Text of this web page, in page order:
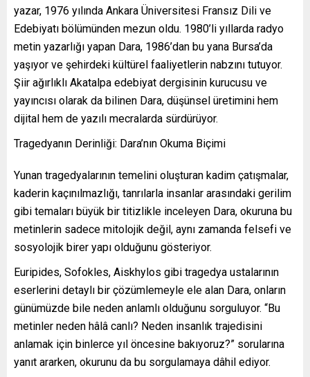
yazar, 1976 yılında Ankara Üniversitesi Fransız Dili ve
Edebiyatı bölümünden mezun oldu. 1980’li yıllarda radyo
metin yazarlığı yapan Dara, 1986’dan bu yana Bursa’da
yaşıyor ve şehirdeki kültürel faaliyetlerin nabzını tutuyor.
Şiir ağırlıklı Akatalpa edebiyat dergisinin kurucusu ve
yayıncısı olarak da bilinen Dara, düşünsel üretimini hem
dijital hem de yazılı mecralarda sürdürüyor.
Tragedyanın Derinliği: Dara’nın Okuma Biçimi
Yunan tragedyalarının temelini oluşturan kadim çatışmalar,
kaderin kaçınılmazlığı, tanrılarla insanlar arasındaki gerilim
gibi temaları büyük bir titizlikle inceleyen Dara, okuruna bu
metinlerin sadece mitolojik değil, aynı zamanda felsefi ve
sosyolojik birer yapı olduğunu gösteriyor.
Euripides, Sofokles, Aiskhylos gibi tragedya ustalarının
eserlerini detaylı bir çözümlemeyle ele alan Dara, onların
günümüzde bile neden anlamlı olduğunu sorguluyor. “Bu
metinler neden hâlâ canlı? Neden insanlık trajedisini
anlamak için binlerce yıl öncesine bakıyoruz?” sorularına
yanıt ararken, okurunu da bu sorgulamaya dâhil ediyor.